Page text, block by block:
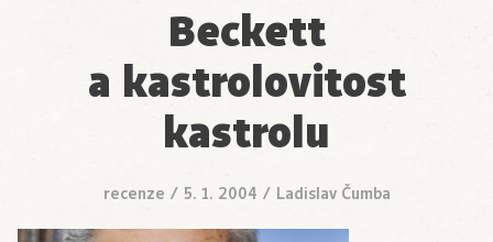
Beckett
a kastrolovitost
kastrolu
recenze / 5. 1. 2004 / Ladislav Čumba